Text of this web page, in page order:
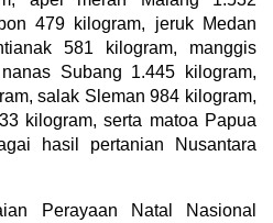
479 kilogram, jeruk Medan
581 kilogram, manggis
Subang 1.445 kilogram,
salak Sleman 984 kilogram,
kilogram, serta matoa Papua
hasil pertanian Nusantara
Perayaan Natal Nasional